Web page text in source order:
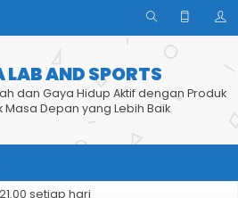
AND SPORTS
dan Gaya Hidup Aktif dengan Produk
Masa Depan yang Lebih Baik
setiap hari